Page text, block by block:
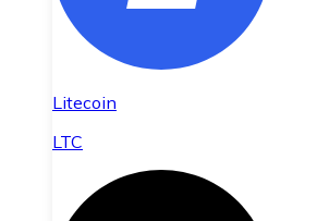
Litecoin
LTC